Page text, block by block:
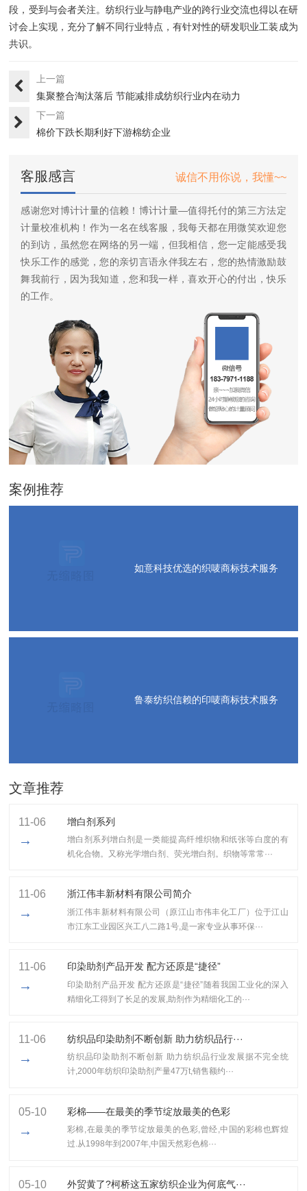
段，受到与会者关注。纺织行业与静电产业的跨行业交流也得以在研
讨会上实现，充分了解不同行业特点，有针对性的研发职业工装成为
共识。
上一篇
集聚整合淘汰落后 节能减排成纺织行业内在动力
下一篇
棉价下跌长期利好下游棉纺企业
客服感言 诚信不用你说，我懂~~
感谢您对博计计量的信赖！博计计量—值得托付的第三方法定
计量校准机构！作为一名在线客服，我每天都在用微笑欢迎您
的到访，虽然您在网络的另一端，但我相信，您一定能感受我
快乐工作的感觉，您的亲切言语永伴我左右，您的热情激励鼓
舞我前行，因为我知道，您和我一样，喜欢开心的付出，快乐
的工作。
案例推荐
如意科技优选的织唛商标技术服务
鲁泰纺织信赖的印唛商标技术服务
文章推荐
11-06
→
增白剂系列
增白剂系列增白剂是一类能提高纤维织物和纸张等白度的有
机化合物。又称光学增白剂、荧光增白剂。织物等常常···
11-06
→
浙江伟丰新材料有限公司简介
浙江伟丰新材料有限公司（原江山市伟丰化工厂）位于江山
市江东工业园区兴工八二路1号,是一家专业从事环保···
11-06
→
印染助剂产品开发 配方还原是“捷径”
印染助剂产品开发 配方还原是“捷径”随着我国工业化的深入
精细化工得到了长足的发展,助剂作为精细化工的···
11-06
→
纺织品印染助剂不断创新 助力纺织品行···
纺织品印染助剂不断创新 助力纺织品行业发展据不完全统
计,2000年纺织印染助剂产量47万t,销售额约···
05-10
→
彩棉——在最美的季节绽放最美的色彩
彩棉,在最美的季节绽放最美的色彩,曾经,中国的彩棉也辉煌
过.从1998年到2007年,中国天然彩色棉···
05-10 外贸黄了?柯桥这五家纺织企业为何底气···